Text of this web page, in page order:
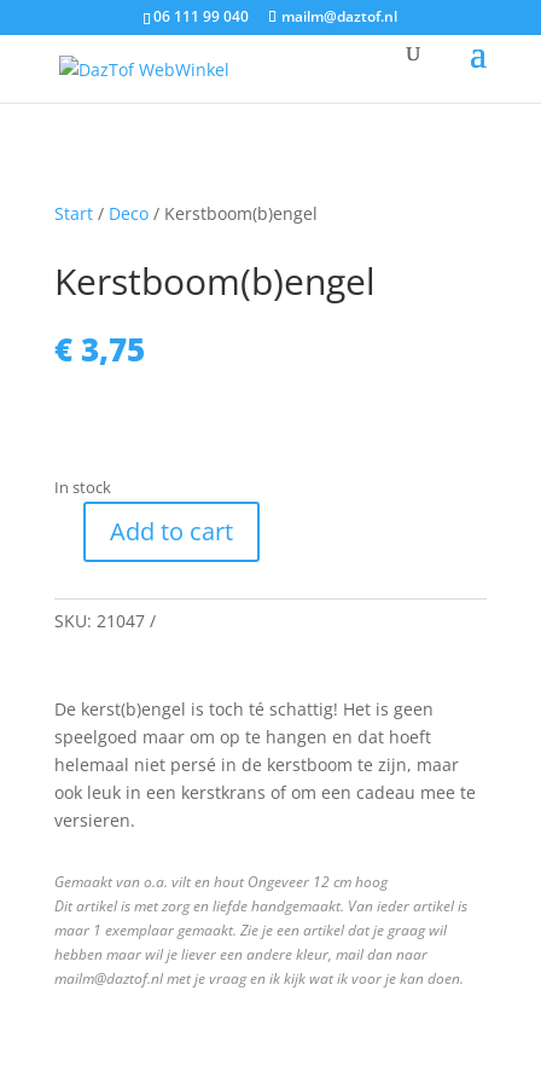
06 111 99 040 mailm@daztof.nl
Start/ Deco/ Kerstboom(b)engel
Kerstboom(b)engel
€3,75
In stock
Kerstboom(b)engel
Add to cart
SKU: 21047
De kerst(b)engel is toch té schattig! Het is geen
speelgoed maar om op te hangen en dat hoeft
helemaal niet persé in de kerstboom te zijn, maar
ook leuk in een kerstkrans of om een cadeau mee te
versieren.
Gemaakt van o.a. vilt en hout Ongeveer 12 cm hoog
Dit artikel is met zorg en liefde handgemaakt. Van ieder artikel is
maar 1 exemplaar gemaakt. Zie je een artikel dat je graag wil
hebben maar wil je liever een andere kleur, mail dan naar
mailm@daztof.nl met je vraag en ik kijk wat ik voor je kan doen.